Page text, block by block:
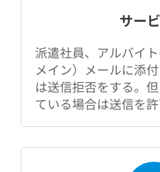
サー
派遣社員、アルバイ
メイン）メールに添
は送信拒否をする。
ている場合は送信を許